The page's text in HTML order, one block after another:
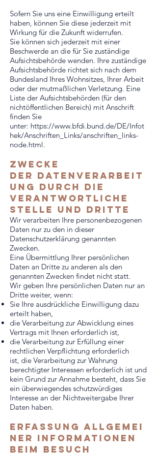
Sofern Sie uns eine Einwilligung erteilt
haben, können Sie diese jederzeit mit
Wirkung für die Zukunft widerrufen.
Sie können sich jederzeit mit einer
Beschwerde an die für Sie zuständige
Aufsichtsbehörde wenden. Ihre zuständige
Aufsichtsbehörde richtet sich nach dem
Bundesland Ihres Wohnsitzes, Ihrer Arbeit
oder der mutmaßlichen Verletzung. Eine
Liste der Aufsichtsbehörden (für den
nichtöffentlichen Bereich) mit Anschrift
finden Sie
unter: https://www.bfdi.bund.de/DE/Infot
hek/Anschriften_Links/anschriften_links-
node.html.
zwecke
der Datenverarbeit
ung durch die
verantwortliche
stelle und dritte
Wir verarbeiten Ihre personenbezogenen
Daten nur zu den in dieser
Datenschutzerklärung genannten
Zwecken.
Eine Übermittlung Ihrer persönlichen
Daten an Dritte zu anderen als den
genannten Zwecken findet nicht statt.
Wir geben Ihre persönlichen Daten nur an
Dritte weiter, wenn:
Sie Ihre ausdrückliche Einwilligung dazu
erteilt haben,
die Verarbeitung zur Abwicklung eines
Vertrags mit Ihnen erforderlich ist,
die Verarbeitung zur Erfüllung einer
rechtlichen Verpflichtung erforderlich
ist, die Verarbeitung zur Wahrung
berechtigter Interessen erforderlich ist und
kein Grund zur Annahme besteht, dass Sie
ein überwiegendes schutzwürdiges
Interesse an der Nichtweitergabe Ihrer
Daten haben.
Erfassung allgemei
ner informationen
beim besuch